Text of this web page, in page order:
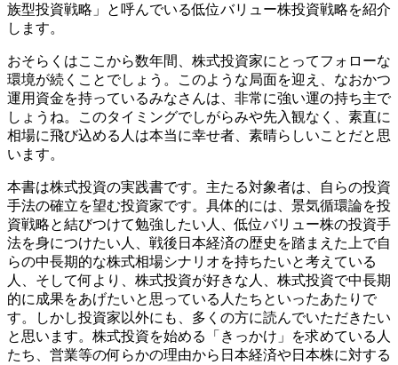
族型投資戦略」と呼んでいる低位バリュー株投資戦略を紹介
します。
おそらくはここから数年間、株式投資家にとってフォローな
環境が続くことでしょう。このような局面を迎え、なおかつ
運用資金を持っているみなさんは、非常に強い運の持ち主で
しょうね。このタイミングでしがらみや先入観なく、素直に
相場に飛び込める人は本当に幸せ者、素晴らしいことだと思
います。
本書は株式投資の実践書です。主たる対象者は、自らの投資
手法の確立を望む投資家です。具体的には、景気循環論を投
資戦略と結びつけて勉強したい人、低位バリュー株の投資手
法を身につけたい人、戦後日本経済の歴史を踏まえた上で自
らの中長期的な株式相場シナリオを持ちたいと考えている
人、そして何より、株式投資が好きな人、株式投資で中長期
的に成果をあげたいと思っている人たちといったあたりで
す。しかし投資家以外にも、多くの方に読んでいただきたい
と思います。株式投資を始める「きっかけ」を求めている人
たち、営業等の何らかの理由から日本経済や日本株に対する